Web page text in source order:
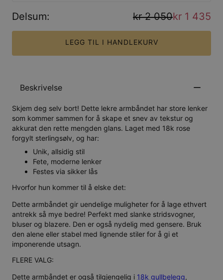
Delsum: kr 2 050kr 1 435
LEGG TIL I HANDLEKURV
Beskrivelse
Skjem deg selv bort! Dette lekre armbåndet har store lenker
som kommer sammen for å skape et snev av tekstur og
akkurat den rette mengden glans. Laget med 18k rose
forgylt sterlingsølv, og har:
Unik, allsidig stil
Fete, moderne lenker
Festes via sikker lås
Hvorfor hun kommer til å elske det:
Dette armbåndet gir uendelige muligheter for å lage ethvert
antrekk så mye bedre! Perfekt med slanke stridsvogner,
bluser og blazere. Den er også nydelig med gensere. Bruk
den alene eller stabel med lignende stiler for å gi et
imponerende utsagn.
FLERE VALG:
Dette armbåndet er også tilgjengelig i 18k gullbelegg,